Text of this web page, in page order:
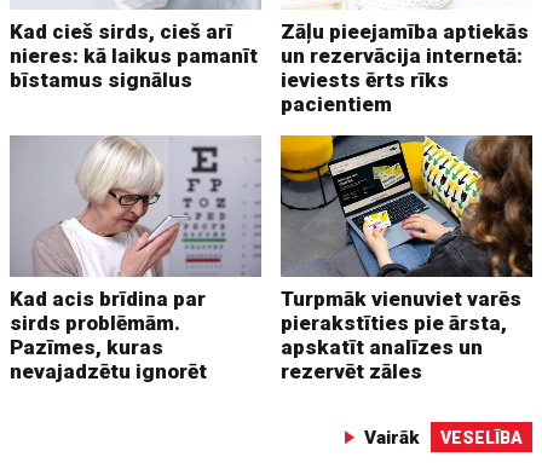
Kad cieš sirds, cieš arī
nieres: kā laikus pamanīt
bīstamus signālus
Zāļu pieejamība aptiekās
un rezervācija internetā:
ieviests ērts rīks
pacientiem
Kad acis brīdina par
sirds problēmām.
Pazīmes, kuras
nevajadzētu ignorēt
Turpmāk vienuviet varēs
pierakstīties pie ārsta,
apskatīt analīzes un
rezervēt zāles
Vairāk VESELĪBA